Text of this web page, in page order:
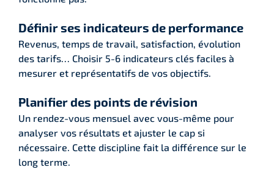
Définir ses indicateurs de performance
Revenus, temps de travail, satisfaction, évolution
des tarifs… Choisir 5-6 indicateurs clés faciles à
mesurer et représentatifs de vos objectifs.
Planifier des points de révision
Un rendez-vous mensuel avec vous-même pour
analyser vos résultats et ajuster le cap si
nécessaire. Cette discipline fait la différence sur le
long terme.